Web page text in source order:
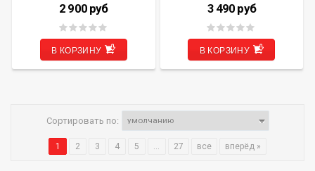
2 900 руб
В КОРЗИНУ
(2007–2015)/ A5(8T) (2008–
2016)/ Q3(8U) (2011–…)
3 490 руб
В КОРЗИНУ
Сортировать по:
1 2 3 4 5 ... 27 все вперёд »